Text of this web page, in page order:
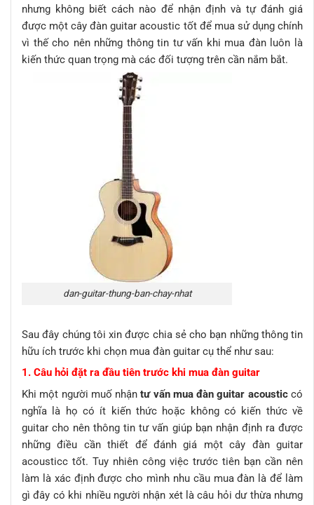
nhưng không biết cách nào để nhận định và tự đánh giá
được một cây đàn guitar acoustic tốt để mua sử dụng chính
vì thế cho nên những thông tin tư vấn khi mua đàn luôn là
kiến thức quan trọng mà các đối tượng trên cần nắm bắt.
dan-guitar-thung-ban-chay-nhat
Sau đây chúng tôi xin được chia sẻ cho bạn những thông tin
hữu ích trước khi chọn mua đàn guitar cụ thể như sau:
1. Câu hỏi đặt ra đầu tiên trước khi mua đàn guitar
Khi một người muố nhận tư vấn mua đàn guitar acousticcó
nghĩa là họ có ít kiến thức hoặc không có kiến thức về
guitar cho nên thông tin tư vấn giúp bạn nhận định ra được
những điều cần thiết để đánh giá một cây đàn guitar
acousticc tốt. Tuy nhiên công việc trước tiên bạn cần nên
làm là xác định được cho mình nhu cầu mua đàn là để làm
gì đây có khi nhiều người nhận xét là câu hỏi dư thừa nhưng